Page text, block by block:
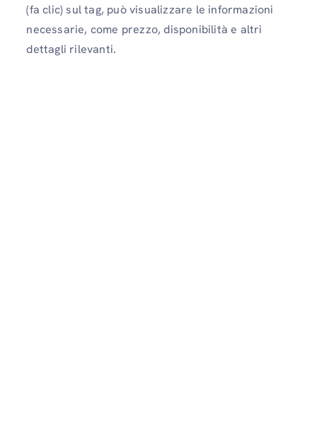
(fa clic) sul tag, può visualizzare le informazioni
necessarie, come prezzo, disponibilità e altri
dettagli rilevanti.